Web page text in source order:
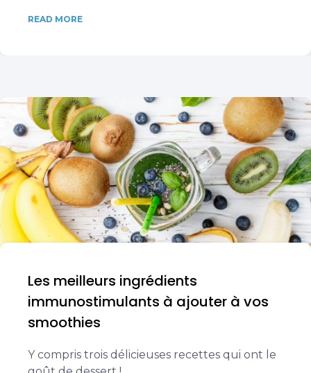
READ MORE
Les meilleurs ingrédients
immunostimulants à ajouter à vos
smoothies
Y compris trois délicieuses recettes qui ont le